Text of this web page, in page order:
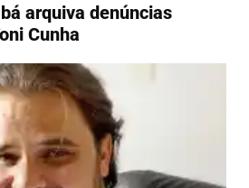
arquiva denúncias
Cunha